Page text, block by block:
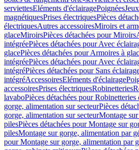
serviettesEléments d'éclairagePoignées
magnétiquesPrises électriquesPièces
électriquesAutres accessoiresMiroirs et
glaceMiroirsPièces détachées pour Miroirs
intégréePièces détachées pour Avec
glacePièces détachées pour Armoires à
intégréePièces détachées pour Avec
intégréPièces détachées pour Sans
intégréAccessoiresEléments d'éclairage
accessoiresPrises électriquesRobinetteries
lavaboPièces détachées pour Robinetteries
gorge, alimentation sur secteurPièces
gorge, alimentation sur secteurMontage
pilesPièces détachées pour Montage sur
pilesMontage sur gorge, alimentation par
pour Montage sur gorge, alimentation par